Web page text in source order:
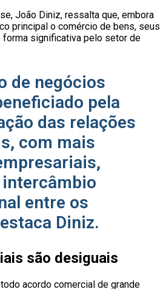
João Diniz, ressalta que, embora
principal o comércio de bens, seus
significativa pelo setor de
de negócios
pela
das relações
com mais
entre os
Diniz.
são desiguais
acordo comercial de grande